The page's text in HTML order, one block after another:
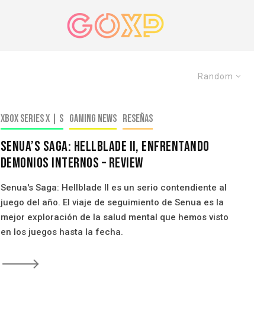
Random
Xbox Series X | S Gaming news Reseñas
Senua’s Saga: Hellblade II, Enfrentando
Demonios Internos – Review
Senua's Saga: Hellblade II es un serio contendiente al
juego del año. El viaje de seguimiento de Senua es la
mejor exploración de la salud mental que hemos visto
en los juegos hasta la fecha.
🡒